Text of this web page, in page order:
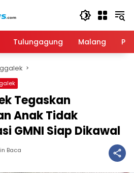
Tulungagung Malang
Tegaskan
Anak Tidak
GMNI Siap Dikawal
Baca